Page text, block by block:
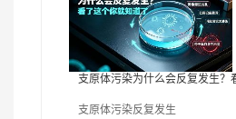
支原体污染为什么会反复发生？
支原体污染反复发生